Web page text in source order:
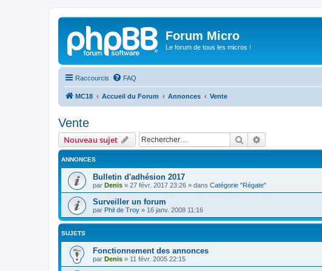
Forum Micro
Le forum de tous les micros !
Raccourcis FAQ
MC18 Accueil du Forum Annonces Vente
Vente
Nouveau sujet Rechercher
ANNONCES
Bulletin d'adhésion 2017
par Denis » 27 févr. 2017 23:26 » dans Catégorie "Régate"
Surveiller un forum
par Phil de Troy » 16 janv. 2008 11:16
SUJETS
Fonctionnement des annonces
par Denis » 11 févr. 2005 22:15